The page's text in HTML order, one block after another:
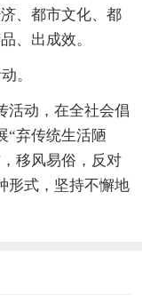
、都市文化、都
、出成效。
。
活动，在全社会倡
“弃传统生活陋
移风易俗，反对
形式，坚持不懈地